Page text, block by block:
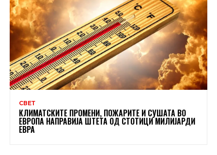
СВЕТ
КЛИМАТСКИТЕ ПРОМЕНИ, ПОЖАРИТЕ И СУШАТА ВО
ЕВРОПА НАПРАВИЈА ШТЕТА ОД СТОТИЦИ МИЛИЈАРДИ
ЕВРА